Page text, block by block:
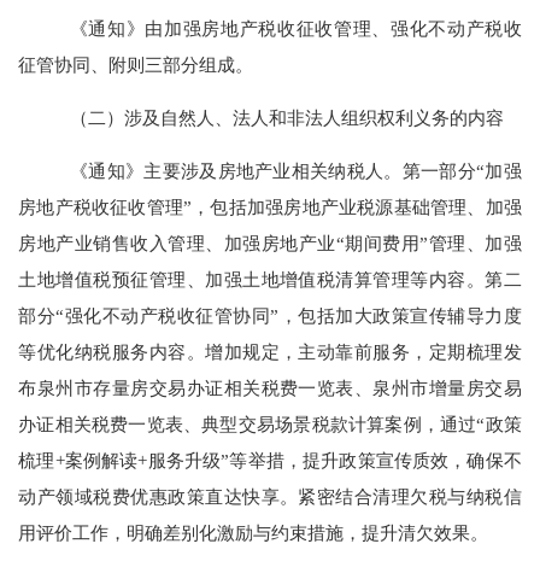
《通知》由加强房地产税收征收管理、强化不动产税收
征管协同、附则三部分组成。
（二）涉及自然人、法人和非法人组织权利义务的内容
《通知》主要涉及房地产业相关纳税人。第一部分“加强
房地产税收征收管理”，包括加强房地产业税源基础管理、加强
房地产业销售收入管理、加强房地产业“期间费用”管理、加强
土地增值税预征管理、加强土地增值税清算管理等内容。第二
部分“强化不动产税收征管协同”，包括加大政策宣传辅导力度
等优化纳税服务内容。增加规定，主动靠前服务，定期梳理发
布泉州市存量房交易办证相关税费一览表、泉州市增量房交易
办证相关税费一览表、典型交易场景税款计算案例，通过“政策
梳理+案例解读+服务升级”等举措，提升政策宣传质效，确保不
动产领域税费优惠政策直达快享。紧密结合清理欠税与纳税信
用评价工作，明确差别化激励与约束措施，提升清欠效果。